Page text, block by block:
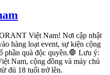
Việt Nam! Nơi cập nhật
hàng loạt event, sự kiện cộng
phần quà độc quyền.🛑 Lưu ý:
Nam, cộng đồng và máy chủ
đủ 18 tuổi trở lên.